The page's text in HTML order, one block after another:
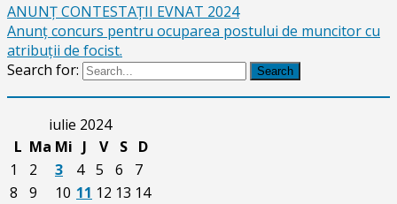
ANUNŢ CONTESTAŢII EVNAT 2024
Anunț concurs pentru ocuparea postului de muncitor cu
atribuții de focist.
Search for:
Search
iulie 2024
L Ma Mi J V S
D
1
2 3 4 5 6
7
8
9 10 11 12 13 14